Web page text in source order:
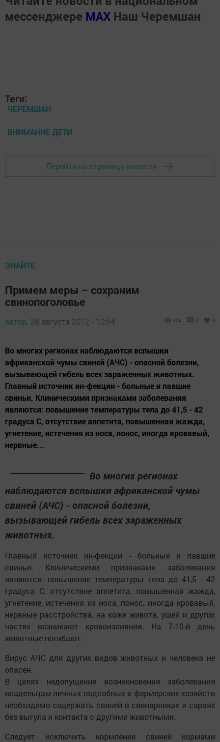
мессенджере MАХ Наш Черемшан
Теги:
ЧЕРЕМШАН
ВНИМАНИЕ ДЕТИ
Перейти на страницу новости
ЗНАЙТЕ
Примем меры – сохраним
свинопоголовье
автор, 28 августа 2012 - 10:54 904 0 0
Во многих регионах наблюдаются вспышки
африканской чумы свиней (АЧС) - опасной болезни,
вызывающей гибель всех зараженных животных.
Главный источник ин-фекции - больные и павшие
свиньи. Клиническими признаками заболевания
являются: повышение температуры тела до 41,5 - 42
градуса С, отсутствие аппетита, повышенная жажда,
угнетение, истечения из носа, понос, иногда кровавый,
нервные...
Во многих регионах
наблюдаются вспышки африканской чумы
свиней (АЧС) - опасной болезни,
вызывающей гибель всех зараженных
животных.
Главный источник ин-фекции - больные и павшие
свиньи. Клиническими признаками заболевания
являются: повышение температуры тела до 41,5 - 42
градуса С, отсутствие аппетита, повышенная жажда,
угнетение, истечения из носа, понос, иногда кровавый,
нервные расстройства, на коже живота, ушей и других
частях возникают кровоизлияния. На 7-10-й день
животные погибают.
Вирус АЧС для других видов животных и человека не
опасен.
В целях недопущения возникновения заболевания
владельцам личных подсобных и фермерских хозяйств
необходимо содержать свиней в свинарниках и сараях
без выгула и контакта с другими животными.
Следует исключить кормление свиней кормами